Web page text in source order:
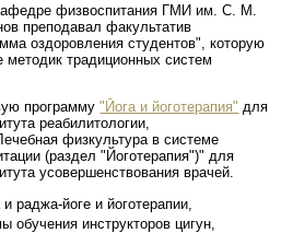
физвоспитания ГМИ им. С. М.
преподавал факультатив
оздоровления студентов", которую
методик традиционных систем
программу"Йога и йоготерапия" для
реабилитологии,
физкультура в системе
(раздел "Йоготерапия")" для
усовершенствования врачей.
раджа-йоге и йоготерапии,
обучения инструкторов цигун,